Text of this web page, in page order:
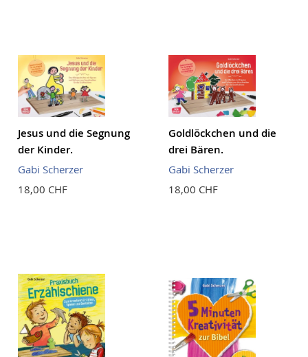
Jesus und die Segnung
der Kinder.
Gabi Scherzer
18,00 CHF
Goldlöckchen und die
drei Bären.
Gabi Scherzer
18,00 CHF